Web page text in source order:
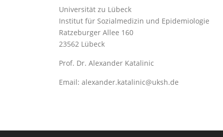
Universität zu Lübeck
Institut für Sozialmedizin und Epidemiologie
Ratzeburger Allee 160
23562 Lübeck
Prof. Dr. Alexander Katalinic
Email: alexander.katalinic@uksh.de